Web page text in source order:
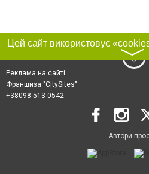
〉
Реклама на сайті
Франшиза "CitySites"
+38098 513 0542
Автори